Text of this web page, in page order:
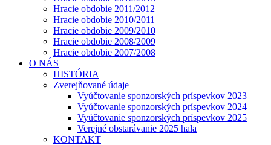
Hracie obdobie 2011/2012
Hracie obdobie 2010/2011
Hracie obdobie 2009/2010
Hracie obdobie 2008/2009
Hracie obdobie 2007/2008
O NÁS
HISTÓRIA
Zverejňované údaje
Vyúčtovanie sponzorských príspevkov 2023
Vyúčtovanie sponzorských príspevkov 2024
Vyúčtovanie sponzorských príspevkov 2025
Verejné obstarávanie 2025 hala
KONTAKT